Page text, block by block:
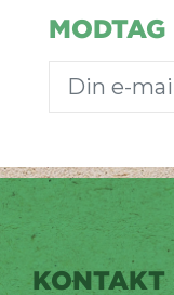
KONTAKT